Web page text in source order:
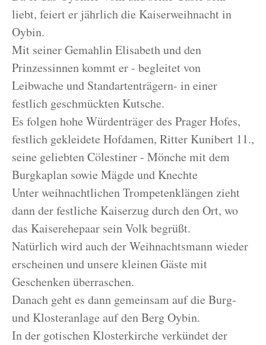
liebt, feiert er jährlich die Kaiserweihnacht in
Oybin.
Mit seiner Gemahlin Elisabeth und den
Prinzessinnen kommt er - begleitet von
Leibwache und Standartenträgern- in einer
festlich geschmückten Kutsche.
Es folgen hohe Würdenträger des Prager Hofes,
festlich gekleidete Hofdamen, Ritter Kunibert 11.,
seine geliebten Cölestiner - Mönche mit dem
Burgkaplan sowie Mägde und Knechte
Unter weihnachtlichen Trompetenklängen zieht
dann der festliche Kaiserzug durch den Ort, wo
das Kaiserehepaar sein Volk begrüßt.
Natürlich wird auch der Weihnachtsmann wieder
erscheinen und unsere kleinen Gäste mit
Geschenken überraschen.
Danach geht es dann gemeinsam auf die Burg-
und Klosteranlage auf den Berg Oybin.
In der gotischen Klosterkirche verkündet der